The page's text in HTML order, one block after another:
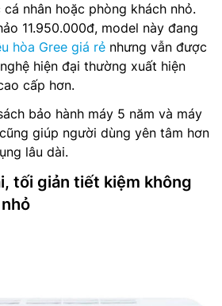
nhân hoặc phòng khách nhỏ.
11.950.000đ, model này đang
hòa Gree giá rẻ nhưng vẫn được
hiện đại thường xuất hiện
cấp hơn.
bảo hành máy 5 năm và máy
giúp người dùng yên tâm hơn
lâu dài.
tối giản tiết kiệm không